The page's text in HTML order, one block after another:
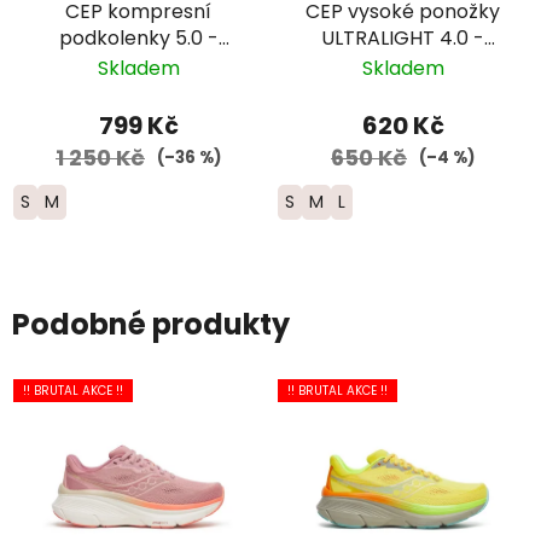
CEP kompresní
podkolenky 5.0 -
dámské - žlutá/
Skladem
799 Kč
1 250 Kč (–36 %)
S M
CEP vysoké ponožky
ULTRALIGHT 4.0 -
dámské –
Skladem
620 Kč
650 Kč (–4 %)
S M L
Podobné produkty
!! BRUTAL AKCE !! !! BRUTAL AKCE !!